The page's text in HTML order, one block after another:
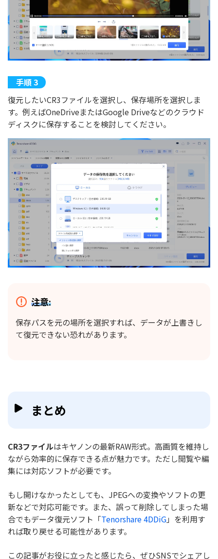
復元したいCR3ファイルを選択し、保存場所を選択しま
す。例えばOneDriveまたはGoogle Driveなどのクラウド
ディスクに保存することを検討してください。
注意:
保存パスを元の場所を選択すれば、データが上書きし
て復元できない恐れがあります。
まとめ
CR3ファイルはキヤノンの最新RAW形式。高画質を維持し
ながら効率的に保存できる点が魅力です。ただし閲覧や編
集には対応ソフトが必要です。
もし開けなかったとしても、JPEGへの変換やソフトの更
新などで対応可能です。また、誤って削除してしまった場
合でもデータ復元ソフト「Tenorshare 4DDiG」を利用す
れば取り戻せる可能性があります。
この記事がお役に立ったと感じたら、ぜひSNSでシェアし